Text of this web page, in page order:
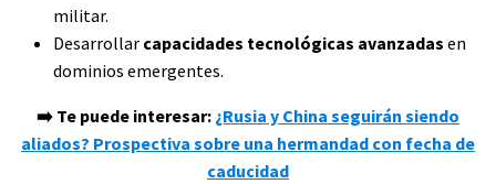
militar.
Desarrollar capacidades tecnológicas avanzadas en
dominios emergentes.
➡️ Te puede interesar: ¿Rusia y China seguirán siendo
aliados? Prospectiva sobre una hermandad con fecha de
caducidad